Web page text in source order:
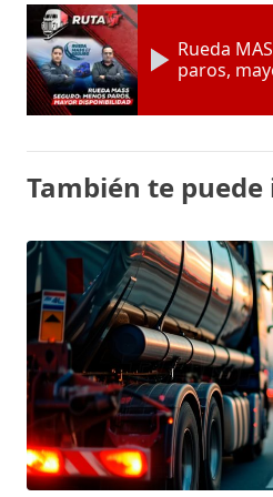
Rueda
paros,
También te